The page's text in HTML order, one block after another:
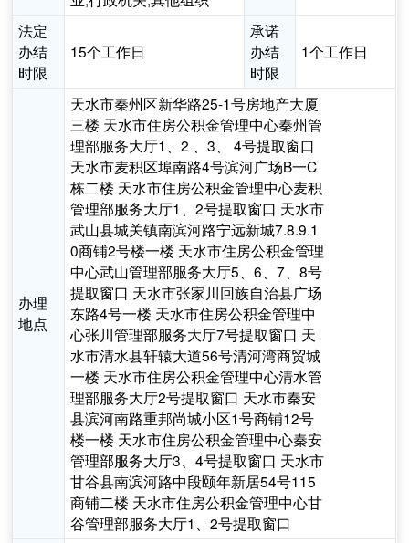
法定
办结
时限
15个工作日
承诺
办结
时限
1个工作日
办理
地点
天水市秦州区新华路25-1号房地产大厦
三楼 天水市住房公积金管理中心秦州管
理部服务大厅1、2 、3、 4号提取窗口
天水市麦积区埠南路4号滨河广场B一C
栋二楼 天水市住房公积金管理中心麦积
管理部服务大厅1、2号提取窗口 天水市
武山县城关镇南滨河路宁远新城7.8.9.1
0商铺2号楼一楼 天水市住房公积金管理
中心武山管理部服务大厅5、6、7、8号
提取窗口 天水市张家川回族自治县广场
东路4号一楼 天水市住房公积金管理中
心张川管理部服务大厅7号提取窗口 天
水市清水县轩辕大道56号清河湾商贸城
一楼 天水市住房公积金管理中心清水管
理部服务大厅2号提取窗口 天水市秦安
县滨河南路重邦尚城小区1号商铺12号
楼一楼 天水市住房公积金管理中心秦安
管理部服务大厅3、4号提取窗口 天水市
甘谷县南滨河路中段颐年新居54号115
商铺二楼 天水市住房公积金管理中心甘
谷管理部服务大厅1、2号提取窗口